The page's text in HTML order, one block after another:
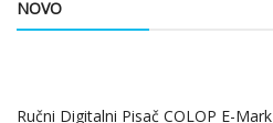
NOVO
Ručni Digitalni Pisač COLOP E-Mark